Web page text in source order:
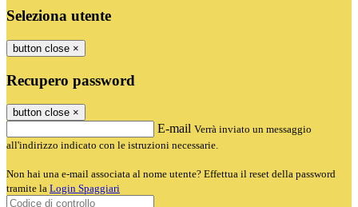
Seleziona utente
button close ×
Recupero password
button close ×
E-mail Verrà inviato un messaggio
all'indirizzo indicato con le istruzioni necessarie.
Non hai una e-mail associata al nome utente? Effettua il reset della password
tramite la Login Spaggiari